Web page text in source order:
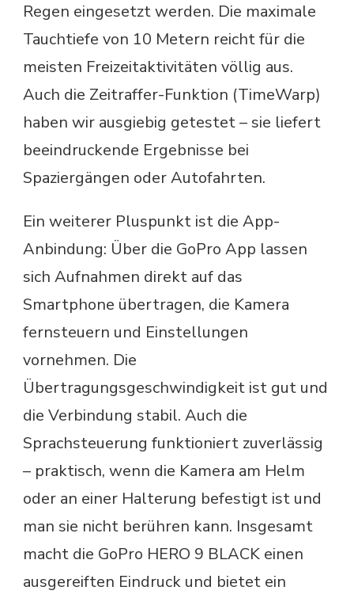
Regen eingesetzt werden. Die maximale
Tauchtiefe von 10 Metern reicht für die
meisten Freizeitaktivitäten völlig aus.
Auch die Zeitraffer-Funktion (TimeWarp)
haben wir ausgiebig getestet – sie liefert
beeindruckende Ergebnisse bei
Spaziergängen oder Autofahrten.
Ein weiterer Pluspunkt ist die App-
Anbindung: Über die GoPro App lassen
sich Aufnahmen direkt auf das
Smartphone übertragen, die Kamera
fernsteuern und Einstellungen
vornehmen. Die
Übertragungsgeschwindigkeit ist gut und
die Verbindung stabil. Auch die
Sprachsteuerung funktioniert zuverlässig
– praktisch, wenn die Kamera am Helm
oder an einer Halterung befestigt ist und
man sie nicht berühren kann. Insgesamt
macht die GoPro HERO 9 BLACK einen
ausgereiften Eindruck und bietet ein